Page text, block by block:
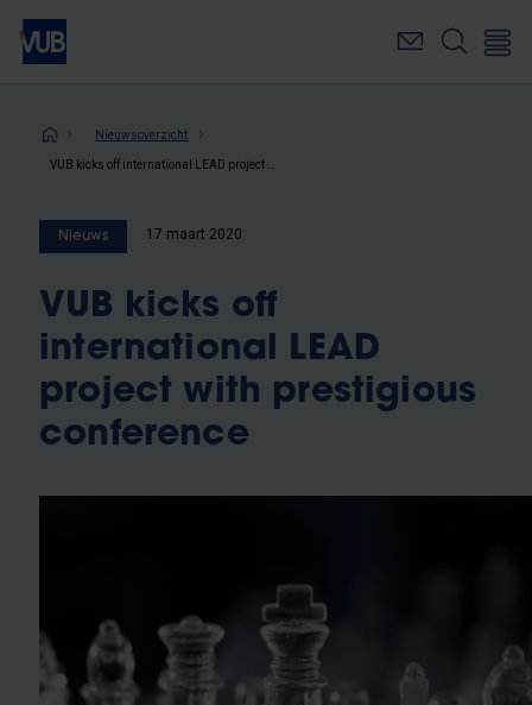
Overslaan
naar
inhoudKruimelpad
Nieuwsoverzicht
Nieuws 17 maart 2020
VUB kicks off
international LEAD
project with prestigious
conference